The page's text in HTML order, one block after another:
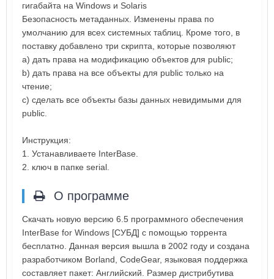
гигабайта на Windows и Solaris
Безопасность метаданных. Изменены права по
умолчанию для всех системных таблиц. Кроме того, в
поставку добавлено три скрипта, которые позволяют
a) дать права на модификацию объектов для public;
b) дать права на все объекты для public только на
чтение;
c) сделать все объекты базы данных невидимыми для
public.
Инструкция:
1. Устанавливаете InterBase.
2. ключ в папке serial.
О программе
Скачать новую версию 6.5 программного обеспечения
InterBase for Windows [СУБД] с помощью торрента
бесплатно. Данная версия вышла в 2002 году и создана
разработчиком Borland, CodeGear, языковая поддержка
составляет пакет: Английский. Размер дистрибутива